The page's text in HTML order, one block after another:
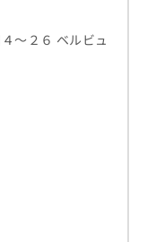
～２６ ベルビュ